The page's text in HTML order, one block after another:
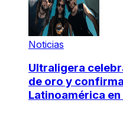
Noticias
Ultraligera
de oro y
Latinoamérica